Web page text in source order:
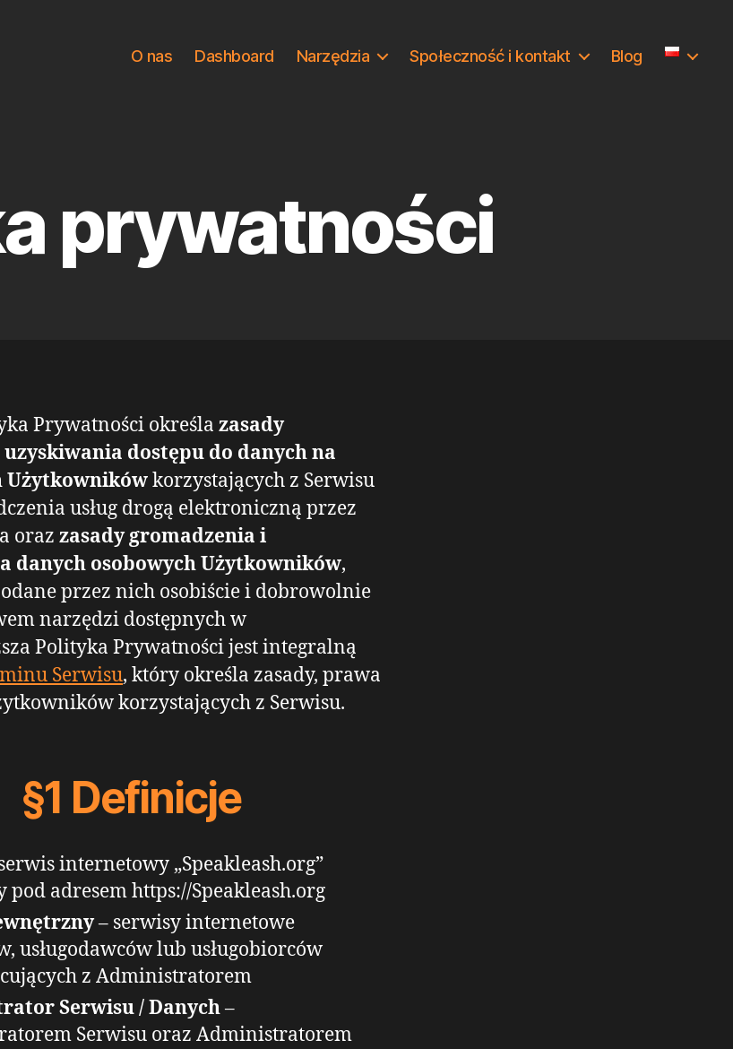
O nas Dashboard Narzędzia Społeczność i kontakt Blog
prywatności
Prywatności określa zasady
dostępu do danych na
Użytkownikówkorzystających z Serwisu
usług drogą elektroniczną przez
oraz zasady gromadzenia i
danych osobowych Użytkowników,
przez nich osobiście i dobrowolnie
narzędzi dostępnych w
Polityka Prywatności jest integralną
Serwisu, który określa zasady, prawa
korzystających z Serwisu.
§1 Definicje
internetowy „Speakleash.org”
pod adresem https://Speakleash.org
– serwisy internetowe
usługodawców lub usługobiorców
z Administratorem
Serwisu / Danych–
Serwisu oraz Administratorem